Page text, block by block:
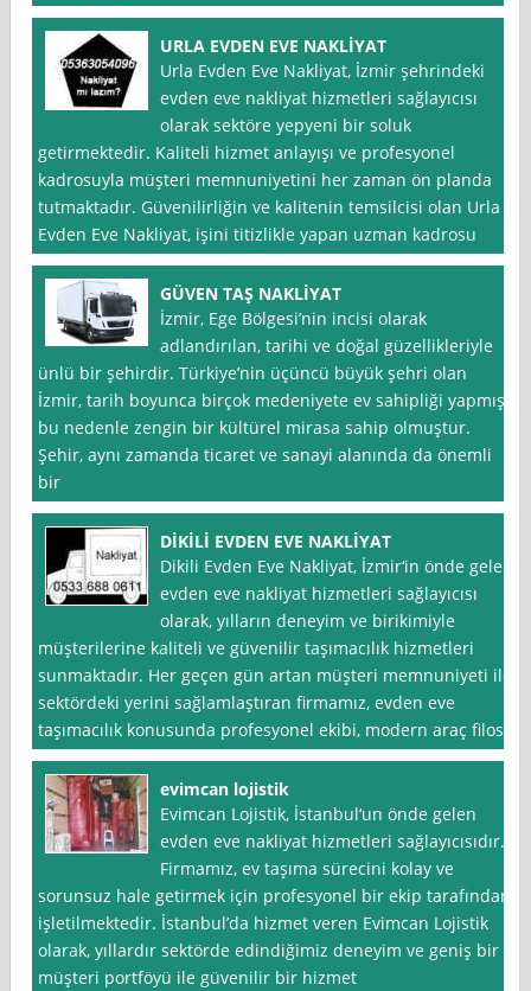
URLA EVDEN EVE NAKLİYAT
Urla Evden Eve Nakliyat, İzmir şehrindeki
evden eve nakliyat hizmetleri sağlayıcısı
olarak sektöre yepyeni bir soluk
getirmektedir. Kaliteli hizmet anlayışı ve profesyonel
kadrosuyla müşteri memnuniyetini her zaman ön planda
tutmaktadır. Güvenilirliğin ve kalitenin temsilcisi olan Urla
Evden Eve Nakliyat, işini titizlikle yapan uzman kadrosu
GÜVEN TAŞ NAKLİYAT
İzmir, Ege Bölgesi’nin incisi olarak
adlandırılan, tarihi ve doğal güzellikleriyle
ünlü bir şehirdir. Türkiye’nin üçüncü büyük şehri olan
İzmir, tarih boyunca birçok medeniyete ev sahipliği yapmış,
bu nedenle zengin bir kültürel mirasa sahip olmuştur.
Şehir, aynı zamanda ticaret ve sanayi alanında da önemli
bir
DİKİLİ EVDEN EVE NAKLİYAT
Dikili Evden Eve Nakliyat, İzmir‘in önde gelen
evden eve nakliyat hizmetleri sağlayıcısı
olarak, yılların deneyim ve birikimiyle
müşterilerine kaliteli ve güvenilir taşımacılık hizmetleri
sunmaktadır. Her geçen gün artan müşteri memnuniyeti ile
sektördeki yerini sağlamlaştıran firmamız, evden eve
taşımacılık konusunda profesyonel ekibi, modern araç filosu
evimcan lojistik
Evimcan Lojistik, İstanbul‘un önde gelen
evden eve nakliyat hizmetleri sağlayıcısıdır.
Firmamız, ev taşıma sürecini kolay ve
sorunsuz hale getirmek için profesyonel bir ekip tarafından
işletilmektedir. İstanbul’da hizmet veren Evimcan Lojistik
olarak, yıllardır sektörde edindiğimiz deneyim ve geniş bir
müşteri portföyü ile güvenilir bir hizmet